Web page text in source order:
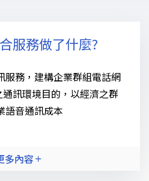
服務做了什麼?
服務，建構企業群組電話網
訊環境目的，以經濟之群
語音通訊成本
多內容